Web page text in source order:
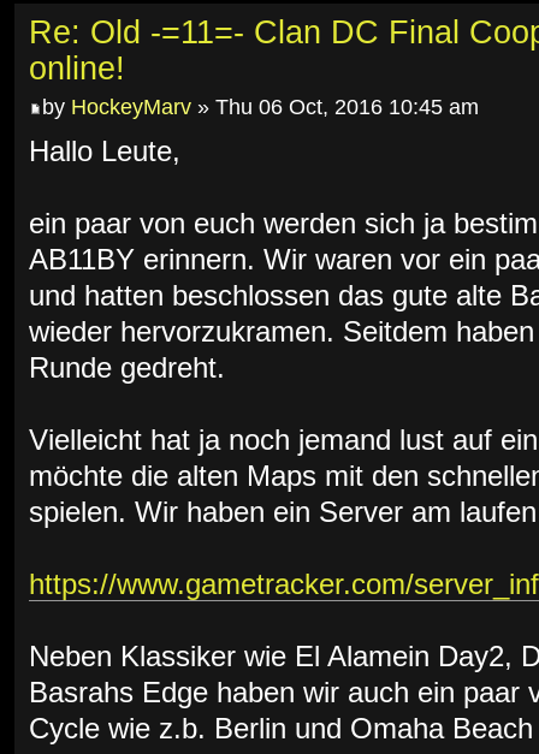
Re: Old -=11=- Clan DC Final
online!
by HockeyMarv » Thu 06 Oct, 2016 10:45 am
Hallo Leute,
ein paar von euch werden sich ja
AB11BY erinnern. Wir waren vor ein
und hatten beschlossen das gute alte
wieder hervorzukramen. Seitdem
Runde gedreht.
Vielleicht hat ja noch jemand lust auf
möchte die alten Maps mit den
spielen. Wir haben ein Server am
https://www.gametracker.com/
Neben Klassiker wie El Alamein Day2,
Basrahs Edge haben wir auch ein paar
Cycle wie z.b. Berlin und Omaha